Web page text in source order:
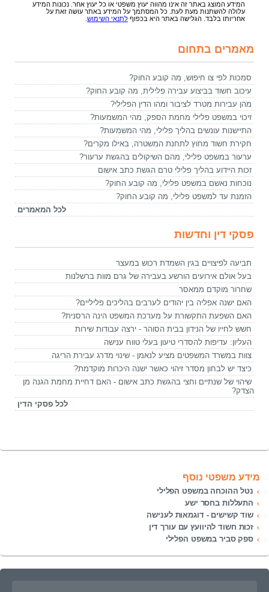
המידע המוצג באתר זה אינו מהווה יעוץ משפטי או כל יעוץ אחר. נכונות המידע
עלולה להשתנות מעת לעת. כל המסתמך על המידע באתר עושה זאת על
אחריותו בלבד. הגלישה באתר היא בכפוף לתנאי השימוש
מאמרים בתחום
סמכות לפי צו חיפוש, מה קובע החוק?
עיכוב חשוד בביצוע עבירה פלילית, מה קובע החוק?
מהן עבירות מטרד לציבור ומהו הדין הפלילי?
זיכוי במשפט פלילי מחמת הספק, מהי המשמעות?
התיישנות עונשים בהליך פלילי, מהי המשמעות?
חקירת חשוד מחוץ לתחנת המשטרה, באילו מקרים?
ערעור במשפט פלילי, מהם השיקולים בהגשת ערעור?
זכות היידוע בהליך פלילי טרם הגשת כתב אישום
נוכחות נאשם במשפט פלילי, מה קובע החוק?
הזמנת עד למשפט פלילי, מה קובע החוק?
לכל המאמרים
פסקי דין וחדשות
תביעה לפיצויים בגין השמדת רכוש במעצר
בעל אולם אירועים הורשע בעבירה של גרם מוות ברשלנות
שחרור מוקדם ממאסר
האם ישנה אפליה בין יהודים לערבים בהליכים פליליים?
האם השפעת התקשורת על מערכת המשפט הינה הרסנית?
חשש לחייו של הנידון בבית הסוהר - ירצה עבודות שירות
העליון: עדיפות להסדרי טיעון בעלי טווח ענישה
צוות במשרד המשפטים מציע לנאמן - שינוי מדרג עבירת הריגה
כיצד יש לבחון מסדר זיהוי כאשר ישנה היכרות מוקדמת?
שיהוי של שנתיים וחצי בהגשת כתב אישום - האם דחיית מחמת הגנה מן
הצדק?
לכל פסקי הדין
מידע משפטי נוסף
נטל ההוכחה במשפט הפלילי
התעללות בחסר ישע
שוד קשישים - דוגמאות לענישה
זכות חשוד להיוועץ עם עורך דין
ספק סביר במשפט הפלילי